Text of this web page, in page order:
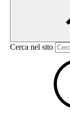
Cerca nel sito